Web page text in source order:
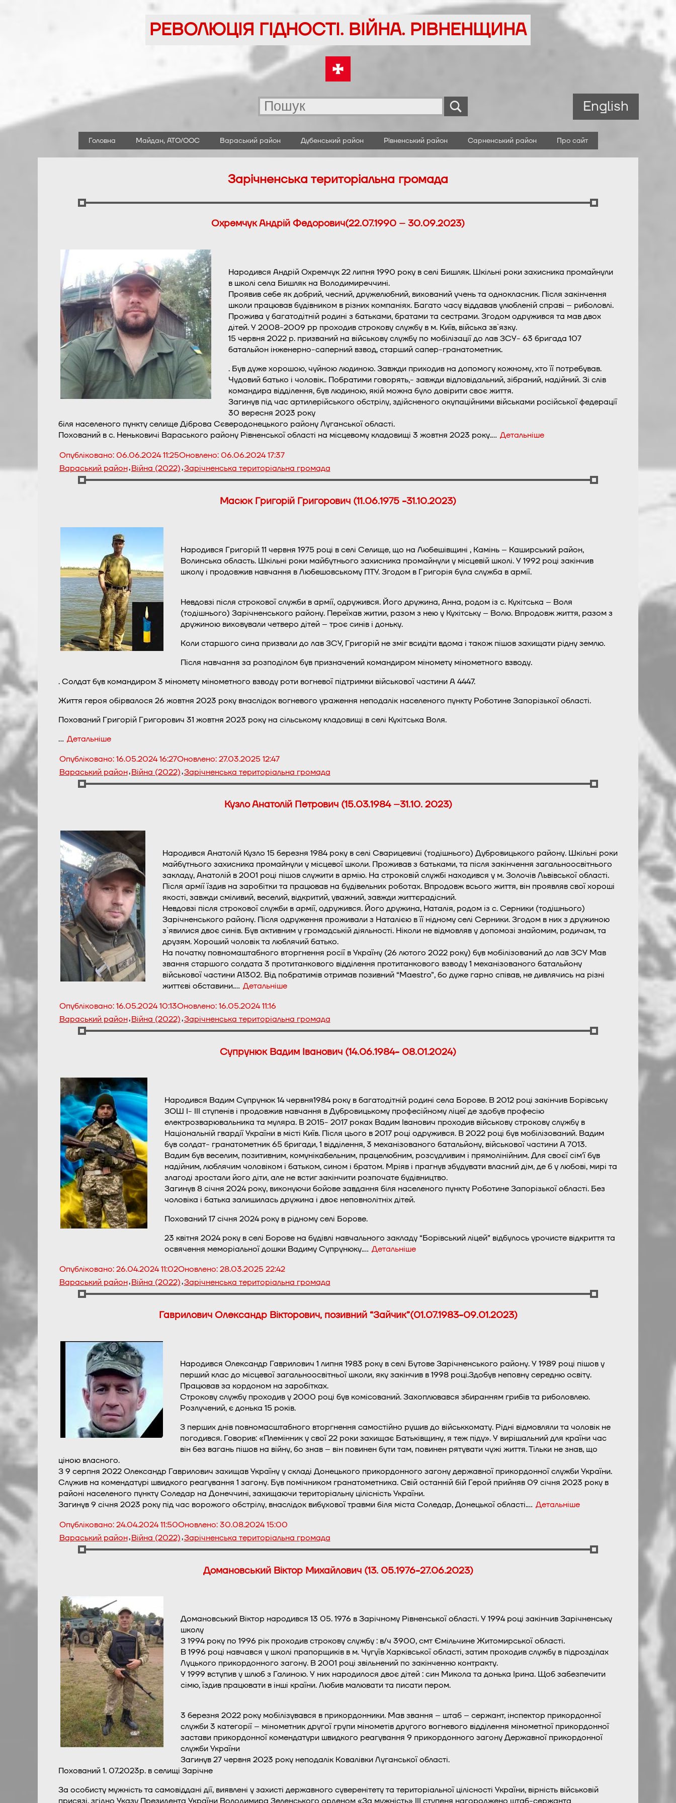
РЕВОЛЮЦІЯ ГІДНОСТІ. ВІЙНА. РІВНЕНЩИНА
English
Головна Майдан, АТО/ООС Вараський район Дубенський район Рівненський район Сарненський район Про сайт
Зарічненська територіальна громада
Охремчук Андрій Федорович(22.07.1990 – 30.09.2023)
Народився Андрій Охремчук 22 липня 1990 року в селі Бишляк. Шкільні роки захисника промайнули
в школі села Бишляк на Володимиреччині.
Проявив себе як добрий, чесний, дружелюбний, вихований учень та однокласник. Після закінчення
школи працював будівником в різних компаніях. Багато часу віддавав улюбленій справі – риболовлі.
Прожива у багатодітній родині з батьками, братами та сестрами. Згодом одружився та мав двох
дітей. У 2008-2009 рр проходив строкову службу в м. Київ, війська зв`язку.
15 червня 2022 р. призваний на військову службу по мобілізації до лав ЗСУ- 63 бригада 107
батальйон інженерно-саперний взвод, старший сапер-гранатометник.
. Був дуже хорошою, чуйною людиною. Завжди приходив на допомогу кожному, хто її потребував.
Чудовий батько і чоловік.. Побратими говорять,- завжди відповідальний, зібраний, надійний. Зі слів
командира відділення, був людиною, якій можна було довірити своє життя.
Загинув під час артилерійського обстрілу, здійсненого окупаційними військами російської федерації
30 вересня 2023 року
біля населеного пункту селище Діброва Сєверодонецького району Луганської області.
Похований в с. Неньковичі Вараського району Рівненської області на місцевому кладовищі 3 жовтня 2023 року.… Детальніше
Опубліковано:06.06.2024 11:25Оновлено:06.06.2024 17:37
Вараський район,Війна (2022),Зарічненська територіальна громада
Масюк Григорій Григорович (11.06.1975 -31.10.2023)
Народився Григорій 11 червня 1975 році в селі Селище, що на Любешівщині , Камінь – Каширський район,
Волинська область. Шкільні роки майбутнього захисника промайнули у місцевій школі. У 1992 році закінчив
школу і продовжив навчання в Любешовському ПТУ. Згодом в Григорія була служба в армії.
Невдовзі після строкової служби в армії, одружився. Його дружина, Анна, родом із с. Кухітська – Воля
(тодішнього) Зарічненського району. Переїхав житии, разом з нею у Кухітську – Волю. Впродовж життя, разом з
дружиною виховували четверо дітей – троє синів і доньку.
Коли старшого сина призвали до лав ЗСУ, Григорій не зміг всидіти вдома і також пішов захищати рідну землю.
Після навчання за розподілом був призначений командиром міномету мінометного взводу.
. Солдат був командиром 3 міномету мінометного взводу роти вогневої підтримки військової частини А 4447.
Життя героя обірвалося 26 жовтня 2023 року внаслідок вогневого ураження неподалік населеного пункту Роботине Запорізької області.
Похований Григорій Григорович 31 жовтня 2023 року на сільському кладовищі в селі Кухітська Воля.
… Детальніше
Опубліковано:16.05.2024 16:27Оновлено:27.03.2025 12:47
Вараський район,Війна (2022),Зарічненська територіальна громада
Кузло Анатолій Петрович (15.03.1984 –31.10. 2023)
Народився Анатолій Кузло 15 березня 1984 року в селі Сварицевичі (тодішнього) Дубровицького району. Шкільні роки
майбутнього захисника промайнули у місцевої школи. Проживав з батьками, та після закінчення загальноосвітнього
закладу, Анатолій в 2001 році пішов служити в армію. На строковій службі находився у м. Золочів Львівської області.
Після армії їздив на заробітки та працював на будівельних роботах. Впродовж всього життя, він проявляв свої хороші
якості, завжди сміливий, веселий, відкритий, уважний, завжди життєрадісний.
Невдовзі після строкової служби в армії, одружився. Його дружина, Наталія, родом із с. Серники (тодішнього)
Зарічненського району. Після одруження проживали з Наталією в її нідному селі Серники. Згодом в них з дружиною
з`явилися двоє синів. Був активним у громадській діяльності. Ніколи не відмовляв у допомозі знайомим, родичам, та
друзям. Хороший чоловік та люблячий батько.
На початку повномаштабного вторгнення росії в Україну (26 лютого 2022 року) був мобілізований до лав ЗСУ Мав
звання старшого солдата 3 протитанкового відділення протитанкового взводу 1 механізованого батальйону
військової частини А1302. Від побратимів отримав позивний “Maestro”, бо дуже гарно співав, не дивлячись на різні
життєві обставини.… Детальніше
Опубліковано:16.05.2024 10:13Оновлено:16.05.2024 11:16
Вараський район,Війна (2022),Зарічненська територіальна громада
Супрунюк Вадим Іванович (14.06.1984- 08.01.2024)
Народився Вадим Супрунюк 14 червня1984 року в багатодітній родині села Борове. В 2012 році закінчив Борівську
ЗОШ І- ІІІ ступенів і продовжив навчання в Дубровицькому професійному ліцеї де здобув професію
електрозварювальника та муляра. В 2015- 2017 роках Вадим Іванович проходив військову строкову службу в
Національній гвардії України в місті Київ. Після цього в 2017 році одружився. В 2022 році був мобілізований. Вадим
був солдат- гранатометник 65 бригади, 1 відділення, 3 механізованого батальйону, військової частини А 7013.
Вадим був веселим, позитивним, комунікабельним, працелюбним, розсудливим і прямолінійним. Для своєї сім’ї був
надійним, люблячим чоловіком і батьком, сином і братом. Мріяв і прагнув збудувати власний дім, де б у любові, мирі та
злагоді зростали його діти, але не встиг закінчити розпочате будівництво.
Загинув 8 січня 2024 року, виконуючи бойове завдання біля населеного пункту Роботине Запорізької області. Без
чоловіка і батька залишилась дружина і двоє неповнолітніх дітей.
Похований 17 січня 2024 року в рідному селі Борове.
23 квітня 2024 року в селі Борове на будівлі навчального закладу “Борівський ліцей” відбулось урочисте відкриття та
освячення меморіальної дошки Вадиму Супрунюку.… Детальніше
Опубліковано:26.04.2024 11:02Оновлено:28.03.2025 22:42
Вараський район,Війна (2022),Зарічненська територіальна громада
Гаврилович Олександр Вікторович, позивний “Зайчик”(01.07.1983-09.01.2023)
Народився Олександр Гаврилович 1 липня 1983 року в селі Бутове Зарічненського району. У 1989 році пішов у
перший клас до місцевої загальноосвітньої школи, яку закінчив в 1998 році.Здобув неповну середню освіту.
Працював за кордоном на заробітках.
Строкову службу проходив у 2000 році був комісований. Захоплювався збиранням грибів та риболовлею.
Розлучений, є донька 15 років.
З перших днів повномасштабного вторгнення самостійно рушив до військкомату. Рідні відмовляли та чоловік не
погодився. Говорив: «Племінник у свої 22 роки захищає Батьківщину, я теж піду». У вирішальний для країни час
він без вагань пішов на війну, бо знав – він повинен бути там, повинен рятувати чужі життя. Тільки не знав, що
ціною власного.
З 9 серпня 2022 Олександр Гаврилович захищав Україну у складі Донецького прикордонного загону державної прикордонної служби України.
Служив на комендатурі швидкого реагування 1 загону. Був помічником гранатометника. Свій останній бій Герой прийняв 09 січня 2023 року в
районі населеного пункту Соледар на Донеччині, захищаючи територіальну цілісність України.
Загинув 9 січня 2023 року під час ворожого обстрілу, внаслідок вибухової травми біля міста Соледар, Донецької області.… Детальніше
Опубліковано:24.04.2024 11:50Оновлено:30.08.2024 15:00
Вараський район,Війна (2022),Зарічненська територіальна громада
Домановський Віктор Михайлович (13. 05.1976-27.06.2023)
Домановський Віктор народився 13 05. 1976 в Зарічному Рівненської області. У 1994 році закінчив Зарічненську
школу
З 1994 року по 1996 рік проходив строкову службу : в/ч 3900, смт Ємільчине Житомирської області.
В 1996 році навчався у школі прапорщиків в м. Чугуїв Харківської області, затим проходив службу в підрозділах
Луцького прикордонного загону. В 2001 році звільнений по закінченню контракту.
У 1999 вступив у шлюб з Галиною. У них народилося двоє дітей : син Микола та донька Ірина. Щоб забезпечити
сімю, їздив працювати в інші країни. Любив малювати та писати пером.
3 березня 2022 року мобілізувався в прикордонники. Мав звання – штаб – сержант, інспектор прикордонної
служби 3 категорії – мінометник другої групи мінометів другого вогневого відділення мінометної прикордонної
застави прикордонної комендатури швидкого реагування 9 прикордонного загону Державної прикордонної
служби України
Загинув 27 червня 2023 року неподалік Ковалівки Луганської області.
Похований 1. 07.2023р. в селищі Зарічне
За особисту мужність та самовіддані дії, виявлені у захисті державного суверенітету та територіальної цілісності України, вірність військовій